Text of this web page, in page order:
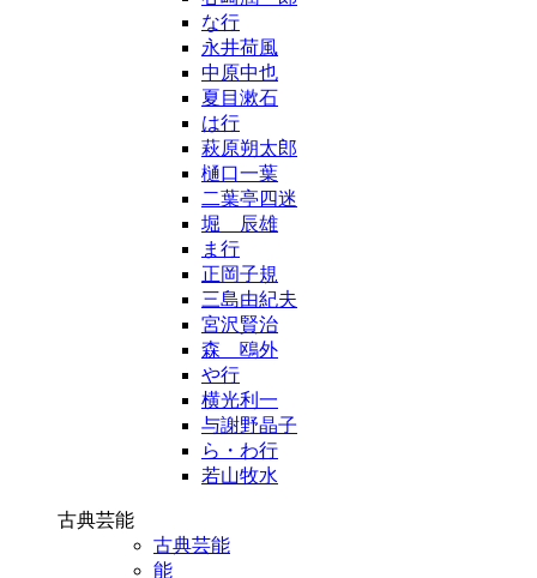
な行
永井荷風
中原中也
夏目漱石
は行
萩原朔太郎
樋口一葉
二葉亭四迷
堀 辰雄
ま行
正岡子規
三島由紀夫
宮沢賢治
森 鴎外
や行
横光利一
与謝野晶子
ら・わ行
若山牧水
古典芸能
古典芸能
能